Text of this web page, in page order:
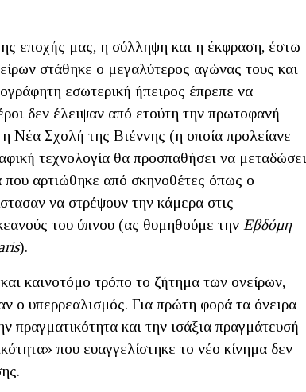
εποχής μας, η σύλληψη και η έκφραση, έστω
στάθηκε ο μεγαλύτερος αγώνας τους και
εσωτερική ήπειρος έπρεπε να
δεν έλειψαν από ετούτη την πρωτοφανή
η Νέα Σχολή της Βιέννης (η οποία προλείανε
τεχνολογία θα προσπαθήσει να μεταδώσει
που αρτιώθηκε από σκηνοθέτες όπως ο
να στρέψουν την κάμερα στις
του ύπνου (ας θυμηθούμε την Εβδόμη
).
καινοτόμο τρόπο το ζήτημα των ονείρων,
ο υπερρεαλισμός. Για πρώτη φορά τα όνειρα
πραγματικότητα και την ισάξια πραγμάτευσή
που ευαγγελίστηκε το νέο κίνημα δεν